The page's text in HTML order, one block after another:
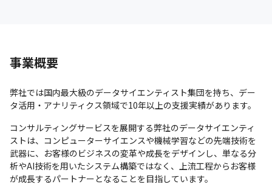
事業概要
弊社では国内最大級のデータサイエンティスト集団を持ち、デー
タ活用・アナリティクス領域で10年以上の支援実績があります。
コンサルティングサービスを展開する弊社のデータサイエンティ
ストは、コンピューターサイエンスや機械学習などの先端技術を
武器に、お客様のビジネスの変革や成長をデザインし、単なる分
析やAI技術を用いたシステム構築ではなく、上流工程からお客様
が成長するパートナーとなることを目指しています。